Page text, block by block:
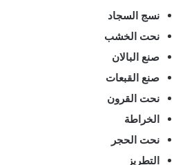
نسج السجاد
نحت الخشب
صنع البالان
صنع القبعات
نحت القرون
الخراطة
نحت الحجر
التطريز